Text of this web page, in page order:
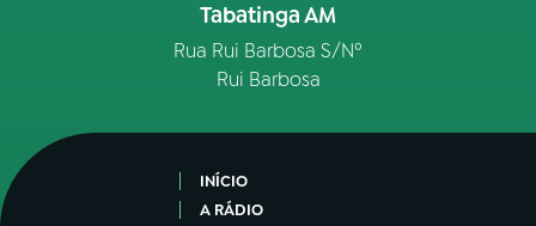
Tabatinga AM
Rua Rui Barbosa S/Nº
Rui Barbosa
INÍCIO
A RÁDIO